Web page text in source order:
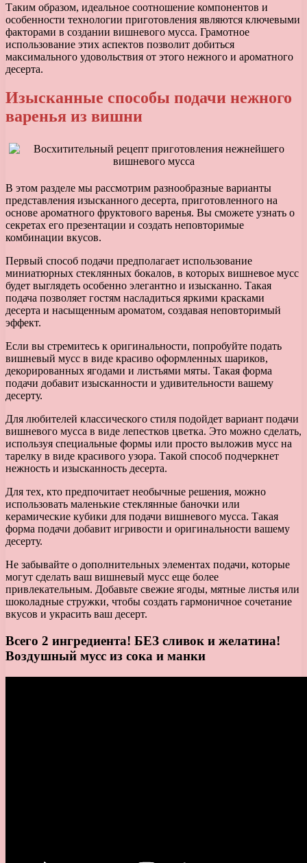
Таким образом, идеальное соотношение компонентов и
особенности технологии приготовления являются ключевыми
факторами в создании вишневого мусса. Грамотное
использование этих аспектов позволит добиться
максимального удовольствия от этого нежного и ароматного
десерта.
Изысканные способы подачи нежного
варенья из вишни
В этом разделе мы рассмотрим разнообразные варианты
представления изысканного десерта, приготовленного на
основе ароматного фруктового варенья. Вы сможете узнать о
секретах его презентации и создать неповторимые
комбинации вкусов.
Первый способ подачи предполагает использование
миниатюрных стеклянных бокалов, в которых вишневое мусс
будет выглядеть особенно элегантно и изысканно. Такая
подача позволяет гостям насладиться яркими красками
десерта и насыщенным ароматом, создавая неповторимый
эффект.
Если вы стремитесь к оригинальности, попробуйте подать
вишневый мусс в виде красиво оформленных шариков,
декорированных ягодами и листьями мяты. Такая форма
подачи добавит изысканности и удивительности вашему
десерту.
Для любителей классического стиля подойдет вариант подачи
вишневого мусса в виде лепестков цветка. Это можно сделать,
используя специальные формы или просто выложив мусс на
тарелку в виде красивого узора. Такой способ подчеркнет
нежность и изысканность десерта.
Для тех, кто предпочитает необычные решения, можно
использовать маленькие стеклянные баночки или
керамические кубики для подачи вишневого мусса. Такая
форма подачи добавит игривости и оригинальности вашему
десерту.
Не забывайте о дополнительных элементах подачи, которые
могут сделать ваш вишневый мусс еще более
привлекательным. Добавьте свежие ягоды, мятные листья или
шоколадные стружки, чтобы создать гармоничное сочетание
вкусов и украсить ваш десерт.
Всего 2 ингредиента! БЕЗ сливок и желатина!
Воздушный мусс из сока и манки